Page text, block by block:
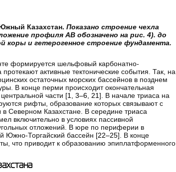
Казахстан. Показано строение чехла
профиля AB обозначено на рис. 4). до
коры и гетерогенное строение фундамента.
формируется шельфовый карбонатно-
активные тектонические события. Так, на
остаточных морских бассейнов в позднем
В конце перми происходит окончательная
части [1 3–6, 21]. В начале триаса на
рифты, образование которых связывают с
Северном Казахстане. В середине триаса
включительно в условиях пассивной
отложений. В юре по периферии в
Южно-Торгайский бассейн [22–25]. В конце
что приводит к образованию эпиплатформенного